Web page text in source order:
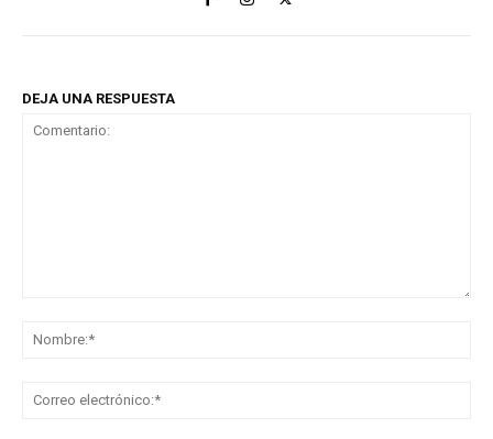
DEJA UNA RESPUESTA